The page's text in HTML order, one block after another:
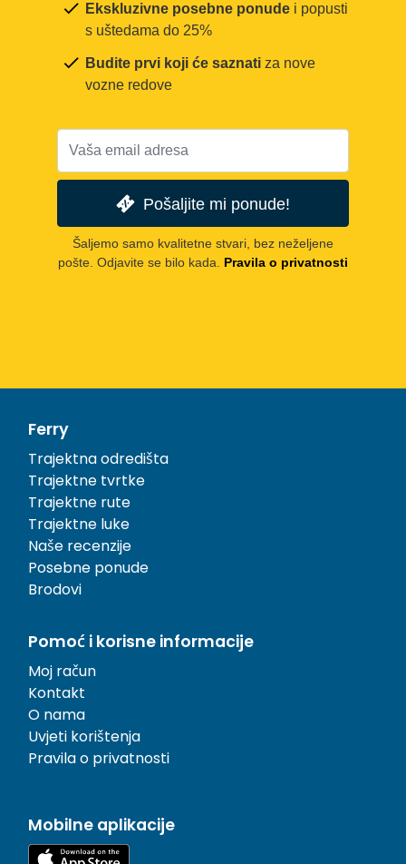
Ekskluzivne posebne ponude i popusti
s uštedama do 25%
Budite prvi koji će saznati za nove
vozne redove
Pošaljite mi ponude!
Šaljemo samo kvalitetne stvari, bez neželjene
pošte. Odjavite se bilo kada.
Pravila o privatnosti
Ferry
Trajektna odredišta
Trajektne tvrtke
Trajektne rute
Trajektne luke
Naše recenzije
Posebne ponude
Brodovi
Pomoć i korisne informacije
Moj račun
Kontakt
O nama
Uvjeti korištenja
Pravila o privatnosti
Mobilne aplikacije